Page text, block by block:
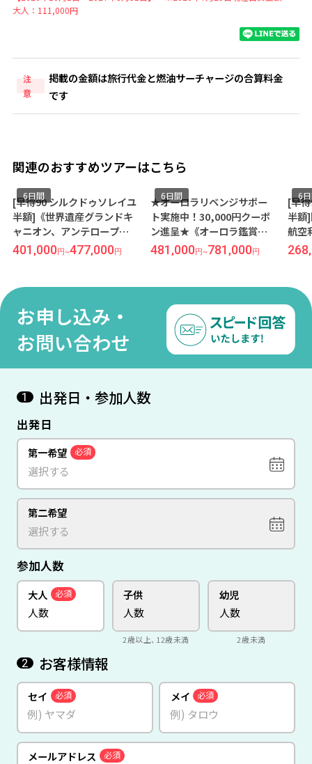
大人：111,000円
注
意
掲載の金額は旅行代金と燃油サーチャージの合算料金
です
関連のおすすめツアーはこちら
[早得90 シルクドゥソレイユ
半額]《世界遺産グランドキ
ャニオン、アンテロープキ
ャニオン、モニュメントバ
レーなどアメリカ大自然『8
羽田発着 ユナイテッド航
『サーカスサーカス ホテル
＆カジノ』指定
6日間
401,000 円~477,000 円
★オーロラリベンジサポー
ト実施中！30,000円クーポ
ン進呈★《オーロラ鑑賞と
安心の往復送迎付》 羽田発
着 デルタ航空利用 フェアバ
6日間
481,000 円~781,000 円
[早
半額
航空
泊＆
『
&『
6
お申し込み・
お問い合わせ
1 出発日・参加人数
出発日
第一希望 必須
第二希望
参加人数
大人 必須 子供
2歳以上、12歳未満
幼児
2歳未満
2 お客様情報
セイ 必須 メイ 必須
メールアドレス 必須